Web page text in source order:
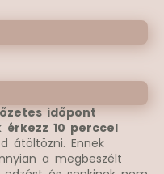
időpont
érkezz 10 perccel
átöltözni. Ennek
a megbeszélt